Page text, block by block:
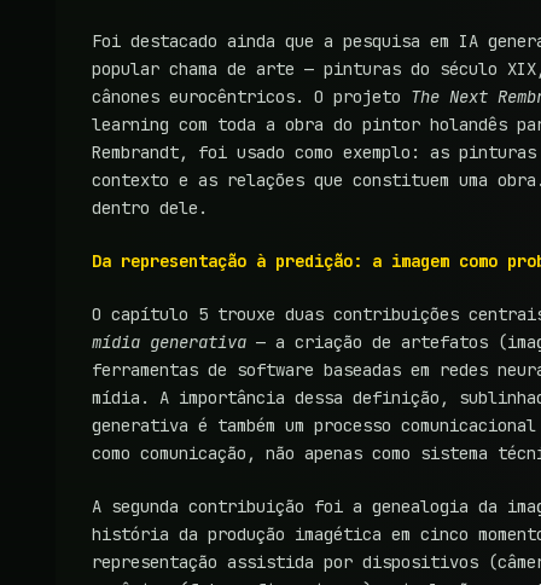
Foi destacado ainda que a pesquisa em IA
popular chama de arte — pinturas do século
cânones eurocêntricos. O projeto The Next
learning com toda a obra do pintor holandês
Rembrandt, foi usado como exemplo: as
contexto e as relações que constituem uma
dentro dele.
Da representação à predição: a imagem como
O capítulo 5 trouxe duas contribuições
mídia generativa — a criação de artefatos
ferramentas de software baseadas em redes
mídia. A importância dessa definição,
generativa é também um processo
como comunicação, não apenas como sistema
A segunda contribuição foi a genealogia da
história da produção imagética em cinco
representação assistida por dispositivos